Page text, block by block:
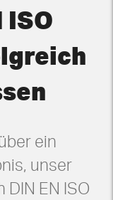
ISO
ein
unser
EN ISO